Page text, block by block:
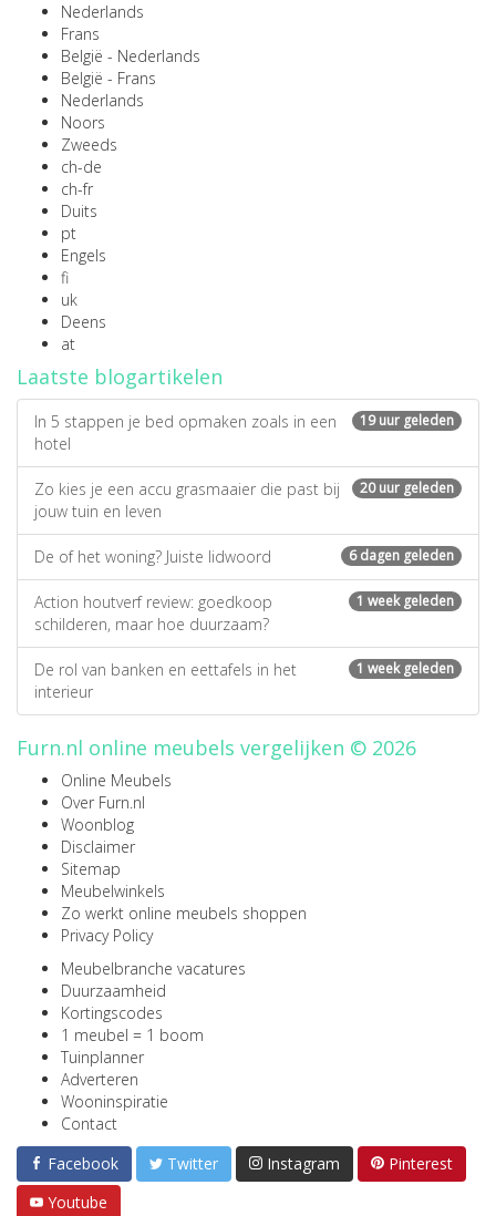
Nederlands
Frans
België - Nederlands
België - Frans
Nederlands
Noors
Zweeds
ch-de
ch-fr
Duits
pt
Engels
fi
uk
Deens
at
Laatste blogartikelen
19 uur geleden
In 5 stappen je bed opmaken zoals in een
hotel
20 uur geleden
Zo kies je een accu grasmaaier die past bij
jouw tuin en leven
6 dagen geleden
De of het woning? Juiste lidwoord
1 week geleden
Action houtverf review: goedkoop
schilderen, maar hoe duurzaam?
1 week geleden
De rol van banken en eettafels in het
interieur
Furn.nl online meubels vergelijken © 2026
Online Meubels
Over Furn.nl
Woonblog
Disclaimer
Sitemap
Meubelwinkels
Zo werkt online meubels shoppen
Privacy Policy
Meubelbranche vacatures
Duurzaamheid
Kortingscodes
1 meubel = 1 boom
Tuinplanner
Adverteren
Wooninspiratie
Contact
Facebook
Twitter Instagram
Pinterest
Youtube